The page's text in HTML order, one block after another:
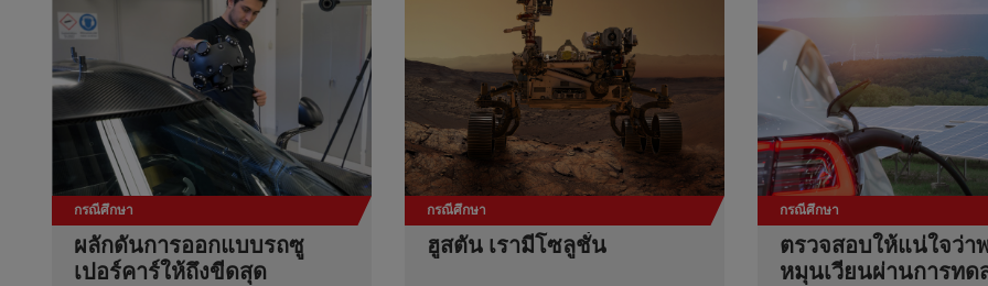
กรณีศึกษา
ผลักดันการออกแบบรถซู
เปอร์คาร์ให้ถึงขีดสุด
กรณีศึกษา
ฮูสตัน เรามีโซลูชั่น
กรณีศึกษา
ตรวจสอบให้แน่ใจว่า
หมุนเวียนผ่านการทด